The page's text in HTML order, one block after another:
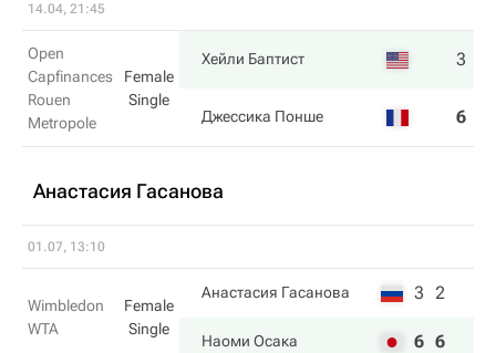
14.04, 21:45
Open
Capfinances
Rouen
Metropole
Female
Single
Хейли Баптист 3
Джессика Понше 6
Анастасия Гасанова
01.07, 13:10
Wimbledon
WTA
Female
Single
Анастасия Гасанова 3 2
Наоми Осака 6 6